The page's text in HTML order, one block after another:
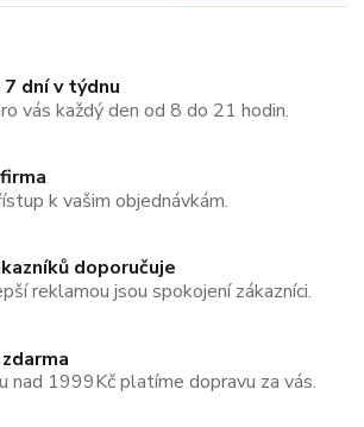
dní v týdnu
vás každý den od 8 do 21 hodin.
k vašim objednávkám.
doporučuje
reklamou jsou spokojení zákazníci.
nad 1999Kč platíme dopravu za vás.